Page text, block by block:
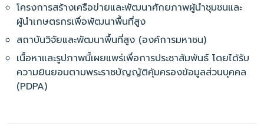
โครงการสร้างเครือข่ายและพัฒนาศักยภาพผู้นำชุมชนและ
ผู้นำเกษตรกรเพื่อพัฒนาพื้นที่สูง
สถาบันวิจัยและพัฒนาพื้นที่สูง (องค์การมหาชน)
เนื้อหาและรูปภาพนี้เผยแพร่เพื่อการประชาสัมพันธ์ โดยได้รับ
ความยินยอมตามพระราชบัญญัติคุ้มครองข้อมูลส่วนบุคคล
(PDPA)